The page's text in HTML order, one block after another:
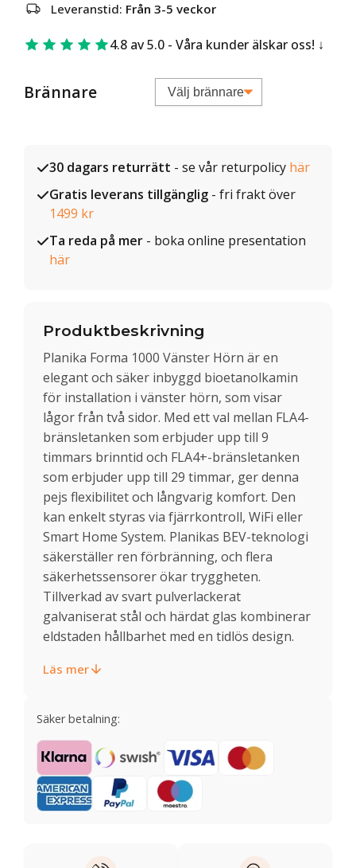
Leveranstid: Från 3-5 veckor
4.8 av 5.0 - Våra kunder älskar oss!
Brännare
30 dagars returrätt - se vår returpolicy här
Gratis leverans tillgänglig - fri frakt över
1499 kr
Ta reda på mer - boka online presentation
här
Produktbeskrivning
Planika Forma 1000 Vänster Hörn är en
elegant och säker inbyggd bioetanolkamin
för installation i vänster hörn, som visar
lågor från två sidor. Med ett val mellan FLA4-
bränsletanken som erbjuder upp till 9
timmars brinntid och FLA4+-bränsletanken
som erbjuder upp till 29 timmar, ger denna
pejs flexibilitet och långvarig komfort. Den
kan enkelt styras via fjärrkontroll, WiFi eller
Smart Home System. Planikas BEV-teknologi
säkerställer ren förbränning, och flera
säkerhetssensorer ökar tryggheten.
Tillverkad av svart pulverlackerat
galvaniserat stål och härdat glas kombinerar
eldstaden hållbarhet med en tidlös design.
Läs mer
Säker betalning: